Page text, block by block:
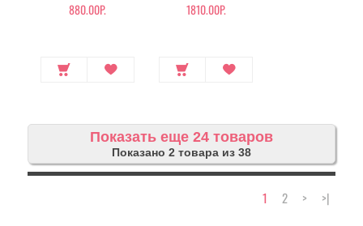
880.00Р. 1810.00Р.
Показать еще 24 товаров
Показано 2 товара из 38
1 2 > >|